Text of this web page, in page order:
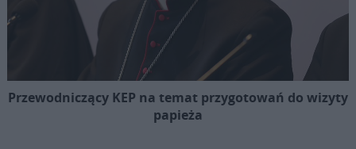
Przewodniczący KEP na temat przygotowań do wizyty
papieża